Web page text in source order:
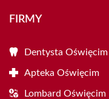
FIRMY
Dentysta Oświęcim
Apteka Oświęcim
Lombard Oświęcim